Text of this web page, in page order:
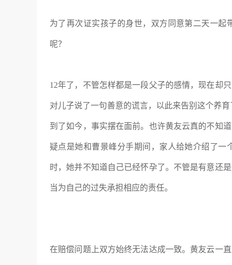
为了再次证实孩子的身世，双方同意第二天一
呢？
12年了，不管怎样都是一段父子的感情，现在却
对儿子说了一句善意的谎言，以此来告别这个养
到了如今，事实摆在面前。也许黄友云真的不知
疑点是她和曹景峰分手期间，家人给她介绍了
时，她并不知道自己已经怀孕了。不管是有意还
当为自己的过失承担相应的责任。
在赔偿问题上双方始终无法达成一致。黄友云一